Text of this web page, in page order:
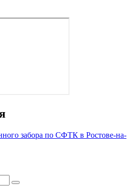
забора по СФТК в Ростове-на-